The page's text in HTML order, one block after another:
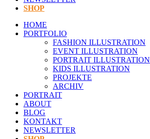
SHOP
HOME
PORTFOLIO
FASHION ILLUSTRATION
EVENT ILLUSTRATION
PORTRAIT ILLUSTRATION
KIDS ILLUSTRATION
PROJEKTE
ARCHIV
PORTRAIT
ABOUT
BLOG
KONTAKT
NEWSLETTER